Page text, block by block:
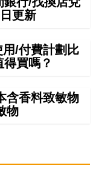
更新
用/付費計劃比
買嗎？
含香料致敏物
物